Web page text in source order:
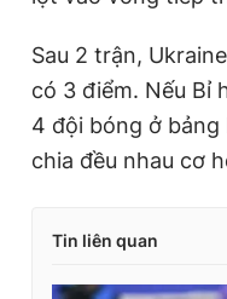
Sau 2 trận,
có 3 điểm. Nếu Bỉ
4 đội bóng ở bảng
chia đều nhau cơ
Tin liên quan